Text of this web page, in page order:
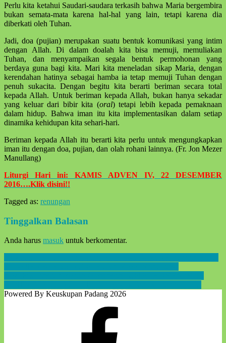
Perlu kita ketahui Saudari-saudara terkasih bahwa Maria bergembira
bukan semata-mata karena hal-hal yang lain, tetapi karena dia
diberkati oleh Tuhan.
Jadi, doa (pujian) merupakan suatu bentuk komunikasi yang intim
dengan Allah. Di dalam doalah kita bisa memuji, memuliakan
Tuhan, dan menyampaikan segala bentuk permohonan yang
berdaya guna bagi kita. Mari kita meneladan sikap Maria, dengan
kerendahan hatinya sebagai hamba ia tetap memuji Tuhan dengan
penuh sukacita. Dengan begitu kita berarti beriman secara total
kepada Allah. Untuk beriman kepada Allah, bukan hanya sekadar
yang keluar dari bibir kita (oral) tetapi lebih kepada pemaknaan
dalam hidup. Bahwa iman itu kita implementasikan dalam setiap
dinamika kehidupan kita sehari-hari.
Beriman kepada Allah itu berarti kita perlu untuk mengungkapkan
iman itu dengan doa, pujian, dan olah rohani lainnya. (Fr. Jon Mezer
Manullang)
Liturgi Hari ini: KAMIS ADVEN IV, 22 DESEMBER
2016….Klik disini!!
Tagged as: renungan
back
main
Tinggalkan Balasan
Anda harus masuk untuk berkomentar.
Post
navigation
Powered By Keuskupan Padang 2026